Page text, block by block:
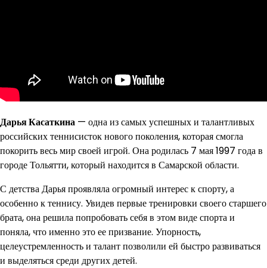
Дарья Касаткина — одна из самых успешных и талантливых
российских теннисисток нового поколения, которая смогла
покорить весь мир своей игрой. Она родилась 7 мая 1997 года в
городе Тольятти, который находится в Самарской области.
С детства Дарья проявляла огромный интерес к спорту, а
особенно к теннису. Увидев первые тренировки своего старшего
брата, она решила попробовать себя в этом виде спорта и
поняла, что именно это ее призвание. Упорность,
целеустремленность и талант позволили ей быстро развиваться
и выделяться среди других детей.